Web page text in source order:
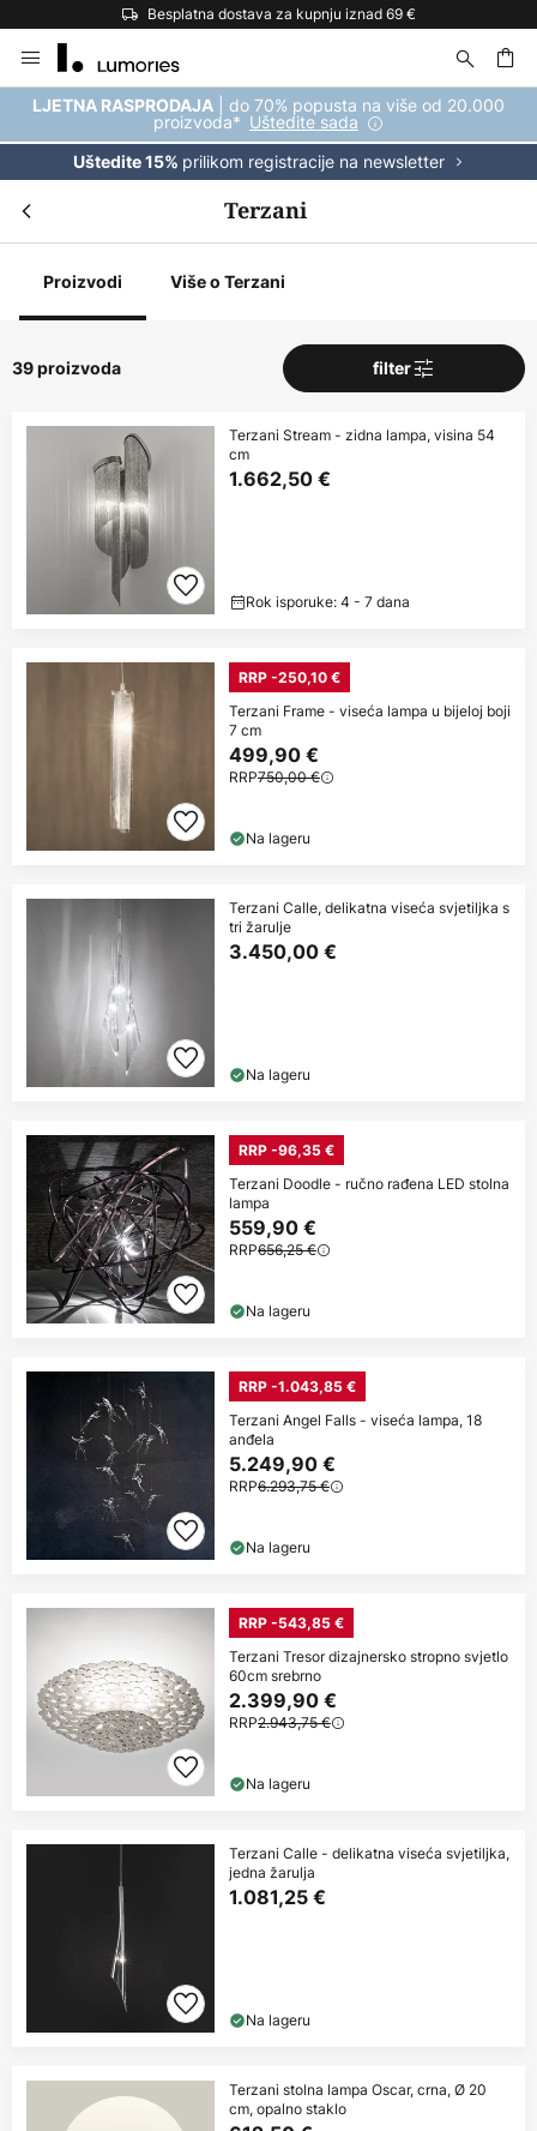
Besplatna dostava za kupnju iznad 69 €
to
Content
LJETNA RASPRODAJA | do 70% popusta na više od 20.000
proizvoda* Uštedite sada
Uštedite 15% prilikom registracije na newsletter
Terzani
Proizvodi Više o Terzani
39 proizvoda filter
Terzani Stream - zidna lampa, visina 54
cm
1.662,50 €
Rok isporuke: 4 - 7 dana
RRP -250,10 €
Terzani Frame - viseća lampa u bijeloj boji
7 cm
499,90 €
RRP750,00 €
Na lageru
Terzani Calle, delikatna viseća svjetiljka s
tri žarulje
3.450,00 €
Na lageru
RRP -96,35 €
Terzani Doodle - ručno rađena LED stolna
lampa
559,90 €
RRP656,25 €
Na lageru
RRP -1.043,85 €
Terzani Angel Falls - viseća lampa, 18
anđela
5.249,90 €
RRP6.293,75 €
Na lageru
RRP -543,85 €
Terzani Tresor dizajnersko stropno svjetlo
60cm srebrno
2.399,90 €
RRP2.943,75 €
Na lageru
Terzani Calle - delikatna viseća svjetiljka,
jedna žarulja
1.081,25 €
Na lageru
Terzani stolna lampa Oscar, crna, Ø 20
cm, opalno staklo